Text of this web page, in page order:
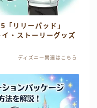
「リリーパッド」
・ストーリーグッズ
ディズニー関連はこちら